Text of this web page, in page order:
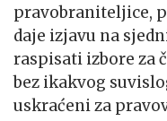
pravobraniteljice,
daje izjavu na
raspisati izbore za
bez ikakvog
uskraćeni za